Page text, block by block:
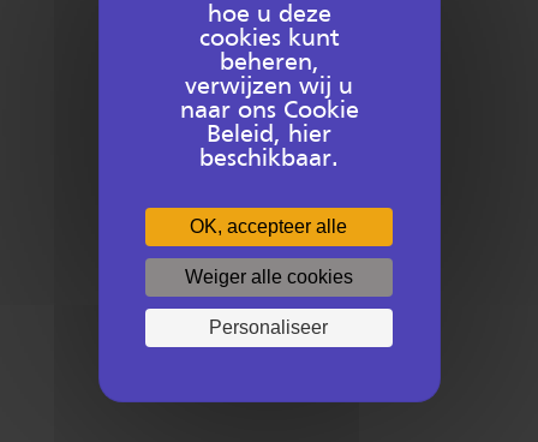
Support
Meer informatie over…
Producten
Opleidingen
hoe u deze
cookies kunt
beheren,
verwijzen wij u
naar ons Cookie
Beleid, hier
beschikbaar.
OK, accepteer alle
Weiger alle cookies
Personaliseer